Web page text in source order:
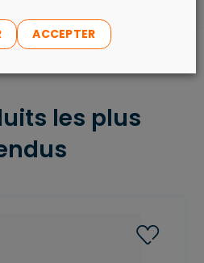
les plus
ACCEPTER